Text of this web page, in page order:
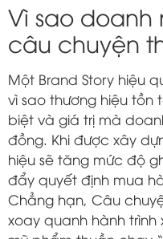
Vì sao
câu chuyện
Một Brand Story hiệu
vì sao thương hiệu tồn
biệt và giá trị mà
đồng. Khi được xây
hiệu sẽ tăng mức độ
đẩy quyết định mua
Chẳng hạn, Câu
xoay quanh hành